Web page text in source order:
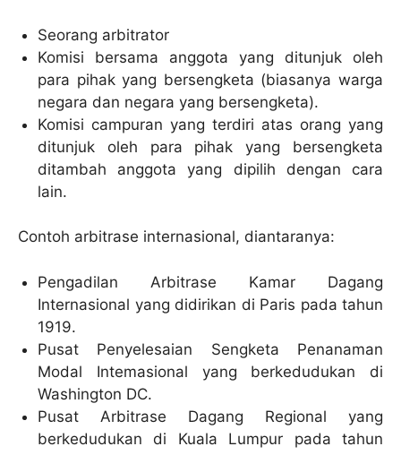
Seorang arbitrator
Komisi bersama anggota yang ditunjuk oleh
para pihak yang bersengketa (biasanya warga
negara dan negara yang bersengketa).
Komisi campuran yang terdiri atas orang yang
ditunjuk oleh para pihak yang bersengketa
ditambah anggota yang dipilih dengan cara
lain.
Contoh arbitrase internasional, diantaranya:
Pengadilan Arbitrase Kamar Dagang
Internasional yang didirikan di Paris pada tahun
1919.
Pusat Penyelesaian Sengketa Penanaman
Modal Intemasional yang berkedudukan di
Washington DC.
Pusat Arbitrase Dagang Regional yang
berkedudukan di Kuala Lumpur pada tahun